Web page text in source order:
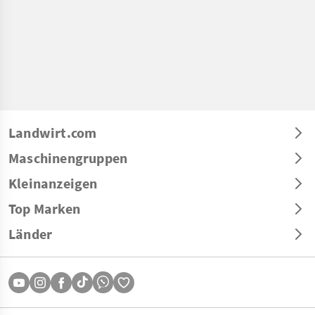
Landwirt.com
Maschinengruppen
Kleinanzeigen
Top Marken
Länder